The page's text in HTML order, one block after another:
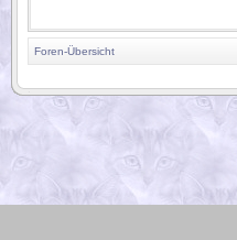
Foren-Übersicht
.